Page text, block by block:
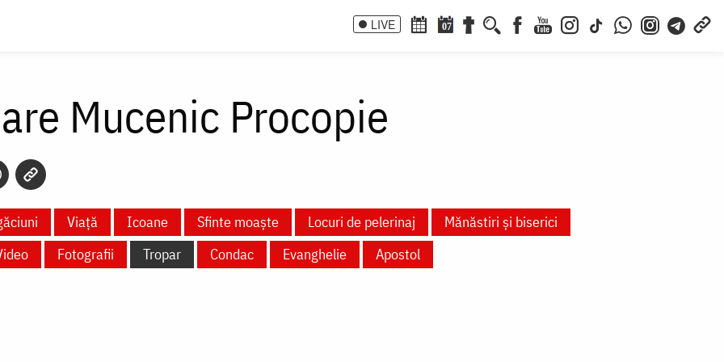
LIVE 07
Mucenic Procopie
Viață Icoane Sfinte moaște Locuri de pelerinaj
Mănăstiri și biserici
Fotografii Tropar Condac Evanghelie Apostol